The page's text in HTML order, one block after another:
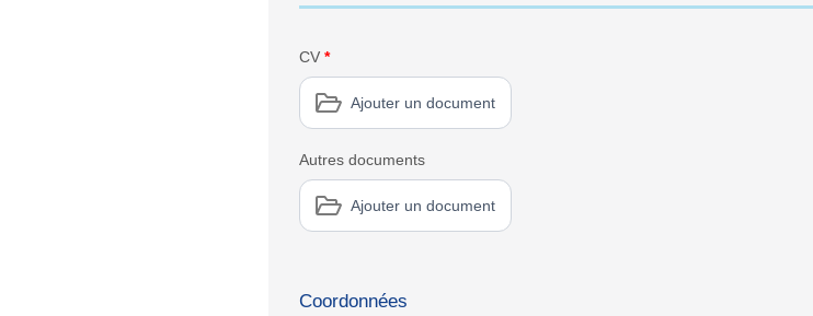
CV *
Ajouter un document
Autres documents
Ajouter un document
Coordonnées